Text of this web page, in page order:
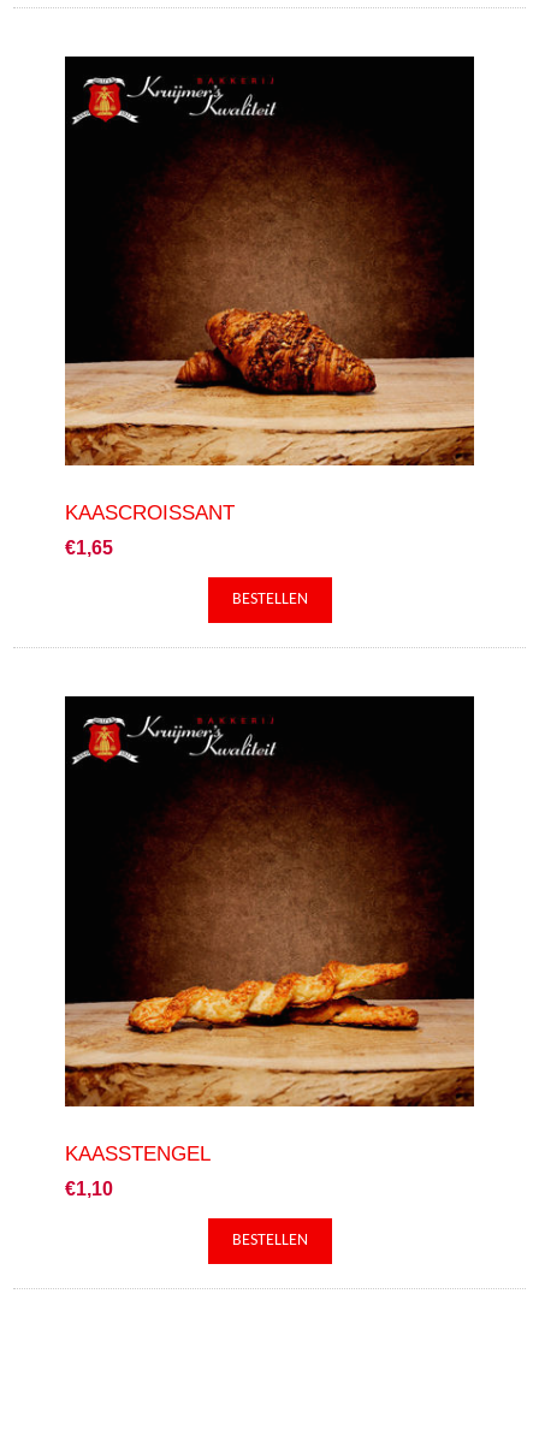
KAASCROISSANT
€1,65
KAASSTENGEL
€1,10